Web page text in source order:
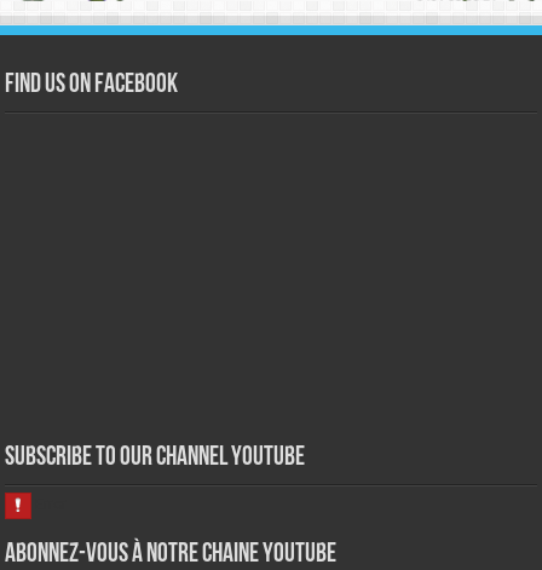
Find us on Facebook
Subscribe to our Channel Youtube
Abonnez-vous à notre chaine Youtube